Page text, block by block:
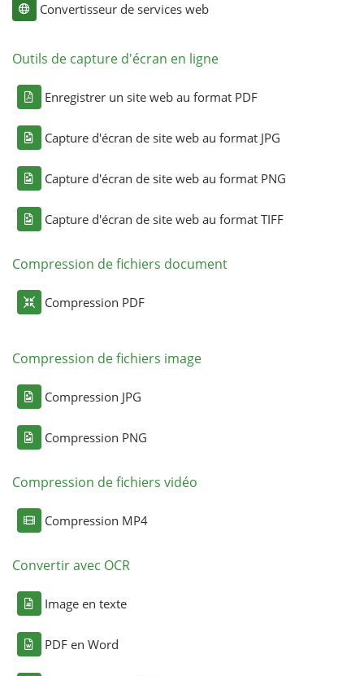
Convertisseur de services web
Outils de capture d'écran en ligne
Enregistrer un site web au format PDF
Capture d'écran de site web au format JPG
Capture d'écran de site web au format PNG
Capture d'écran de site web au format TIFF
Compression de fichiers document
Compression PDF
Compression de fichiers image
Compression JPG
Compression PNG
Compression de fichiers vidéo
Compression MP4
Convertir avec OCR
Image en texte
PDF en Word